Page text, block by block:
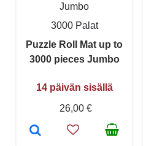
Jumbo
3000 Palat
Puzzle Roll Mat up to
3000 pieces Jumbo
14 päivän sisällä
26,00 €